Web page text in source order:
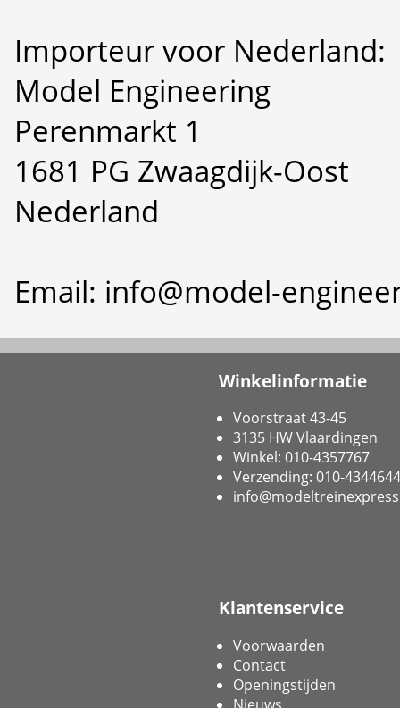
Importeur voor Nederland:
Model Engineering
Perenmarkt 1
1681 PG Zwaagdijk-Oost
Nederland
Email: info@model-
Winkelinformatie
Voorstraat 43-45
3135 HW Vlaardingen
Winkel: 010-4357767
Verzending: 010-4344644
Klantenservice
Voorwaarden
Contact
Openingstijden